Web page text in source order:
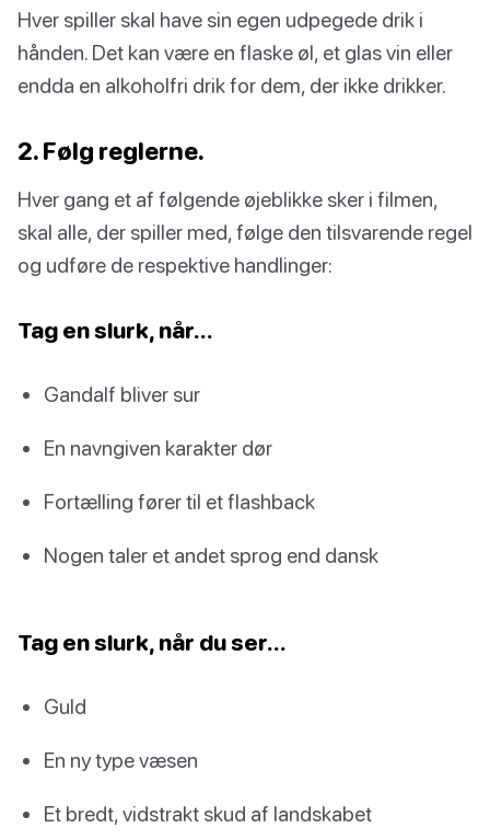
Hver spiller skal have sin egen udpegede drik i
hånden. Det kan være en flaske øl, et glas vin eller
endda en alkoholfri drik for dem, der ikke drikker.
2. Følg reglerne.
Hver gang et af følgende øjeblikke sker i filmen,
skal alle, der spiller med, følge den tilsvarende regel
og udføre de respektive handlinger:
Tag en slurk, når…
Gandalf bliver sur
En navngiven karakter dør
Fortælling fører til et flashback
Nogen taler et andet sprog end dansk
Tag en slurk, når du ser…
Guld
En ny type væsen
Et bredt, vidstrakt skud af landskabet